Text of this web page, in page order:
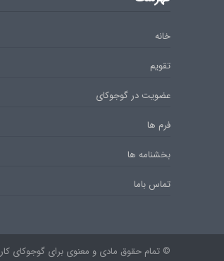
خانه
تقویم
عضویت در گوجوکای
فرم ها
بخشنامه ها
تماس باما
© تمام حقوق مادی و معنوی برای گوجوکای